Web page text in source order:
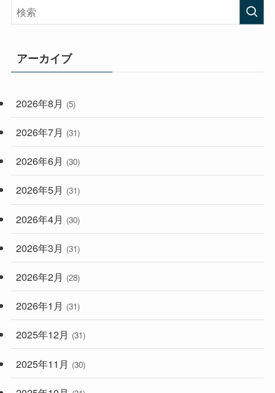
(33)
(248)
アーカイブ
2026年8月 (5)
2026年7月 (31)
2026年6月 (30)
2026年5月 (31)
2026年4月 (30)
2026年3月 (31)
2026年2月 (28)
2026年1月 (31)
2025年12月 (31)
2025年11月 (30)